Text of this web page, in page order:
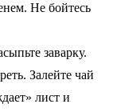
Не бойтесь
заварку.
Залейте чай
лист и